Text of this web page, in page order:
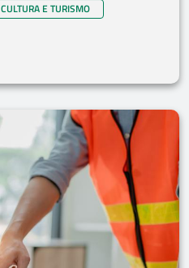
CULTURA E TURISMO